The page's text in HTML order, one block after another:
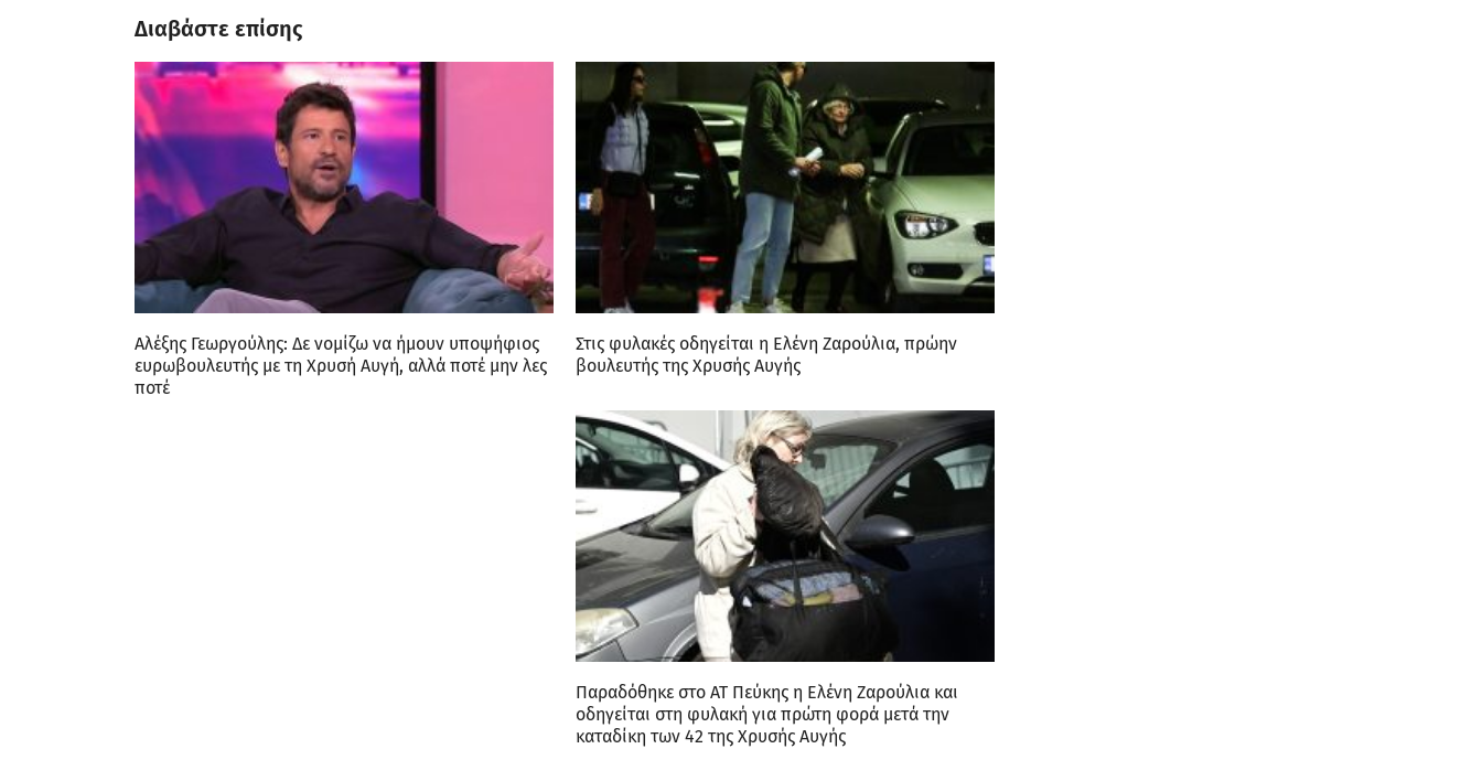
Διαβάστε επίσης
Αλέξης Γεωργούλης: Δε νομίζω να ήμουν υποψήφιος
ευρωβουλευτής με τη Χρυσή Αυγή, αλλά ποτέ μην λες
ποτέ
Στις φυλακές οδηγείται η Ελένη Ζαρούλια, πρώην
βουλευτής της Χρυσής Αυγής
Παραδόθηκε στο ΑΤ Πεύκης η Ελένη Ζαρούλια και
οδηγείται στη φυλακή για πρώτη φορά μετά την
καταδίκη των 42 της Χρυσής Αυγής